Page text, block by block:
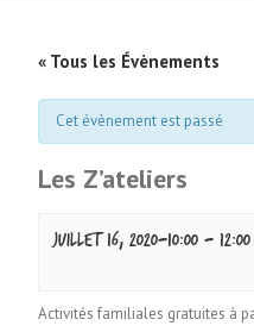
« Tous les Évènements
Cet évènement est passé
Les Z’ateliers
juillet 16, 2020-10:00 - 12:00
Activités familiales gratuites à